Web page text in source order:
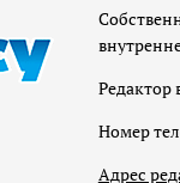
Редактор
Номер
Адрес